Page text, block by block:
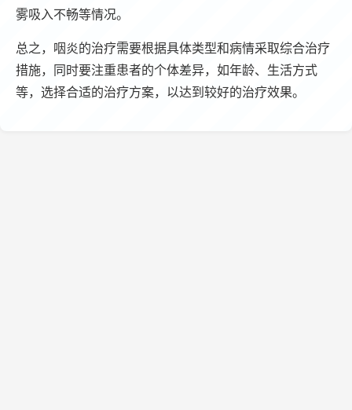
雾吸入不畅等情况。
总之，咽炎的治疗需要根据具体类型和病情采取综合治疗
措施，同时要注重患者的个体差异，如年龄、生活方式
等，选择合适的治疗方案，以达到较好的治疗效果。